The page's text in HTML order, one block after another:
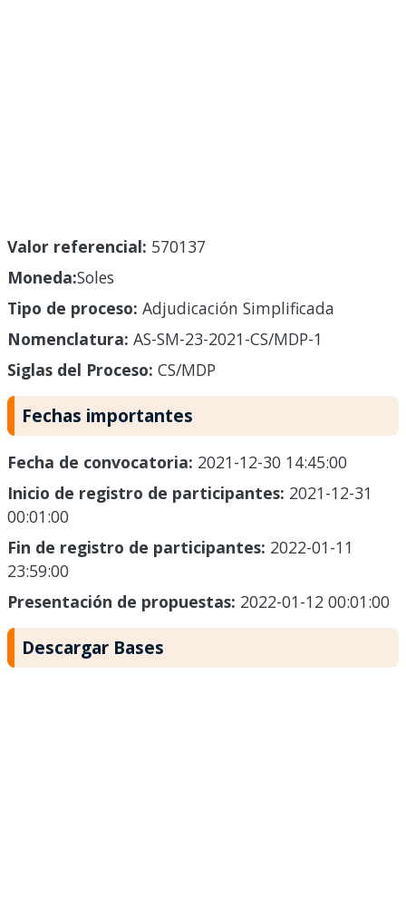
Valor referencial: 570137
Moneda:Soles
Tipo de proceso: Adjudicación Simplificada
Nomenclatura: AS-SM-23-2021-CS/MDP-1
Siglas del Proceso: CS/MDP
Fechas importantes
Fecha de convocatoria: 2021-12-30 14:45:00
Inicio de registro de participantes: 2021-12-31
00:01:00
Fin de registro de participantes: 2022-01-11
23:59:00
Presentación de propuestas: 2022-01-12 00:01:00
Descargar Bases